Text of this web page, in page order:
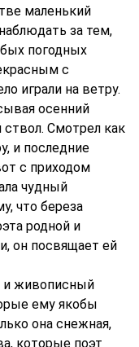
маленький
за тем,
погодных
с
играли на ветру.
осенний
Смотрел как
и последние
с приходом
чудный
что береза
родной и
он посвящает ей
и живописный
ему якобы
она снежная,
которые поэт